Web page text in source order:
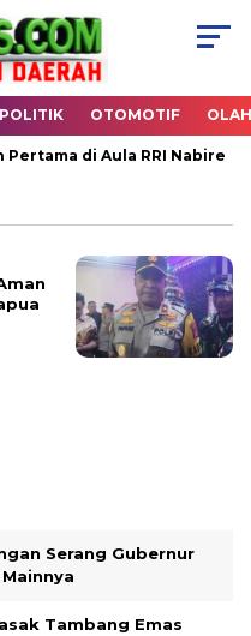
POLITIK OTOMOTIF
di Aula RRI Nabire
Serang Gubernur
Tambang Emas